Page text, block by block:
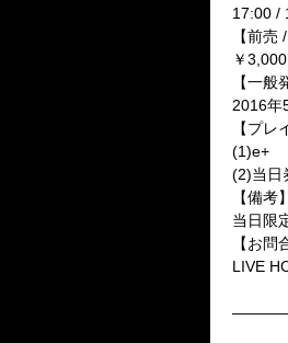
17:00 /
【前売
￥
【一般
2016年
【プレ
(1)e+
(2)当日
【備考】
当日限
【お問
LIVE